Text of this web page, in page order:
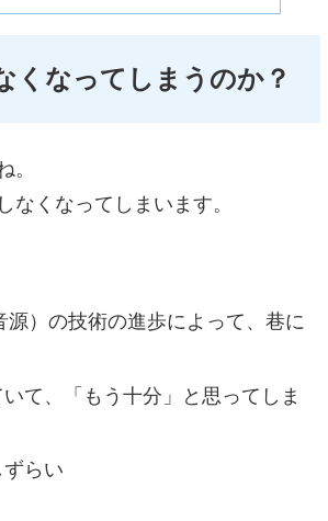
くなってしまうのか？
。
くなってしまいます。
）の技術の進歩によって、巷に
て、「もう十分」と思ってしま
らい